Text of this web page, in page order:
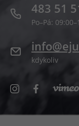
483 51
Po–Pá:
kdykoliv